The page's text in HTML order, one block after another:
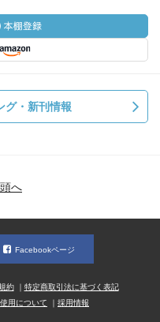
グ・新刊情報
へ
Facebookページ
約
特定商取引法に基づく表記
用について 採用情報